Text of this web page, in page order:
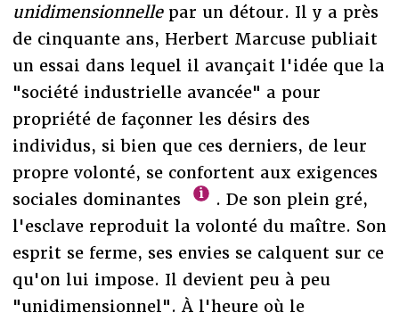
unidimensionnellepar un détour. Il y a près
de cinquante ans, Herbert Marcuse publiait
un essai dans lequel il avançait l'idée que la
"société industrielle avancée" a pour
propriété de façonner les désirs des
individus, si bien que ces derniers, de leur
propre volonté, se confortent aux exigences
sociales dominantes
. De son plein gré,
l'esclave reproduit la volonté du maître. Son
esprit se ferme, ses envies se calquent sur ce
qu'on lui impose. Il devient peu à peu
"unidimensionnel". À l'heure où le